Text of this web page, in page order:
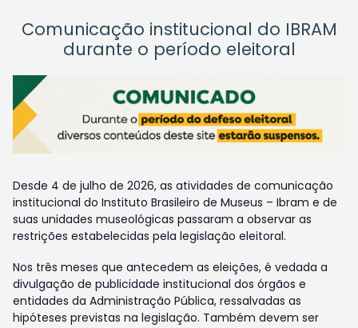
Comunicação institucional do IBRAM
durante o período eleitoral
Desde 4 de julho de 2026, as atividades de comunicação
institucional do Instituto Brasileiro de Museus – Ibram e de
suas unidades museológicas passaram a observar as
restrições estabelecidas pela legislação eleitoral.
Nos três meses que antecedem as eleições, é vedada a
divulgação de publicidade institucional dos órgãos e
entidades da Administração Pública, ressalvadas as
hipóteses previstas na legislação. Também devem ser